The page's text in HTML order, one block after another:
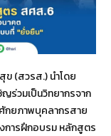
ข (สวรส.) นำโดย
ร่วมเป็นวิทยากรจาก
กยภาพบุคลากรสาย
การฝึกอบรม หลักสูตร